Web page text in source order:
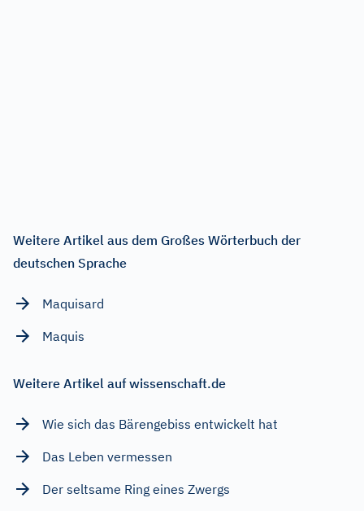
Weitere Artikel aus dem Großes Wörterbuch der
deutschen Sprache
Maquisard
Maquis
Weitere Artikel auf wissenschaft.de
Wie sich das Bärengebiss entwickelt hat
Das Leben vermessen
Der seltsame Ring eines Zwergs